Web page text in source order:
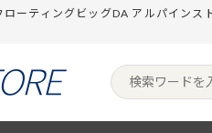
ローティングビッグDA アルパイン